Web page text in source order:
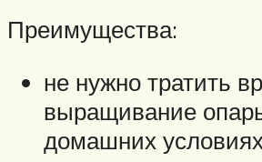
Преимущества:
не нужно тратить
выращивание
домашних